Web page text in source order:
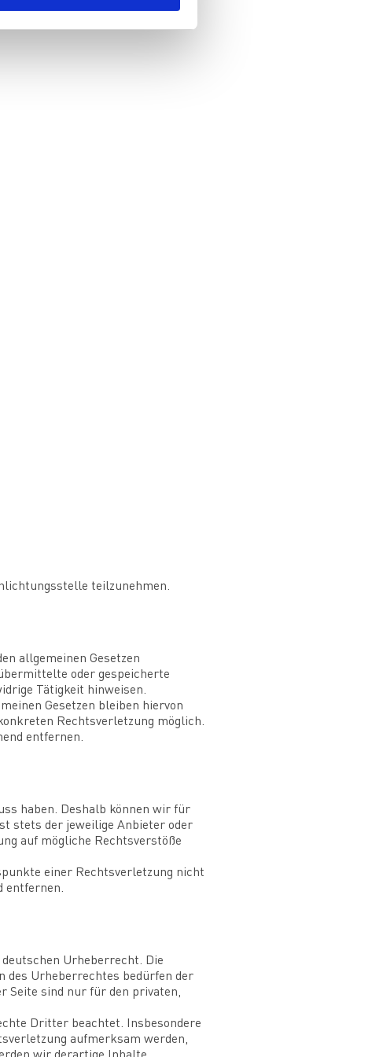
teilzunehmen.
allgemeinen Gesetzen
oder gespeicherte
Tätigkeit hinweisen.
Gesetzen bleiben hiervon
Rechtsverletzung möglich.
entfernen.
haben. Deshalb können wir für
stets der jeweilige Anbieter oder
auf mögliche Rechtsverstöße
einer Rechtsverletzung nicht
entfernen.
Urheberrecht. Die
des Urheberrechtes bedürfen der
Seite sind nur für den privaten,
Dritter beachtet. Insbesondere
aufmerksam werden,
wir derartige Inhalte